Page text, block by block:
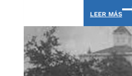
LEER MÁS